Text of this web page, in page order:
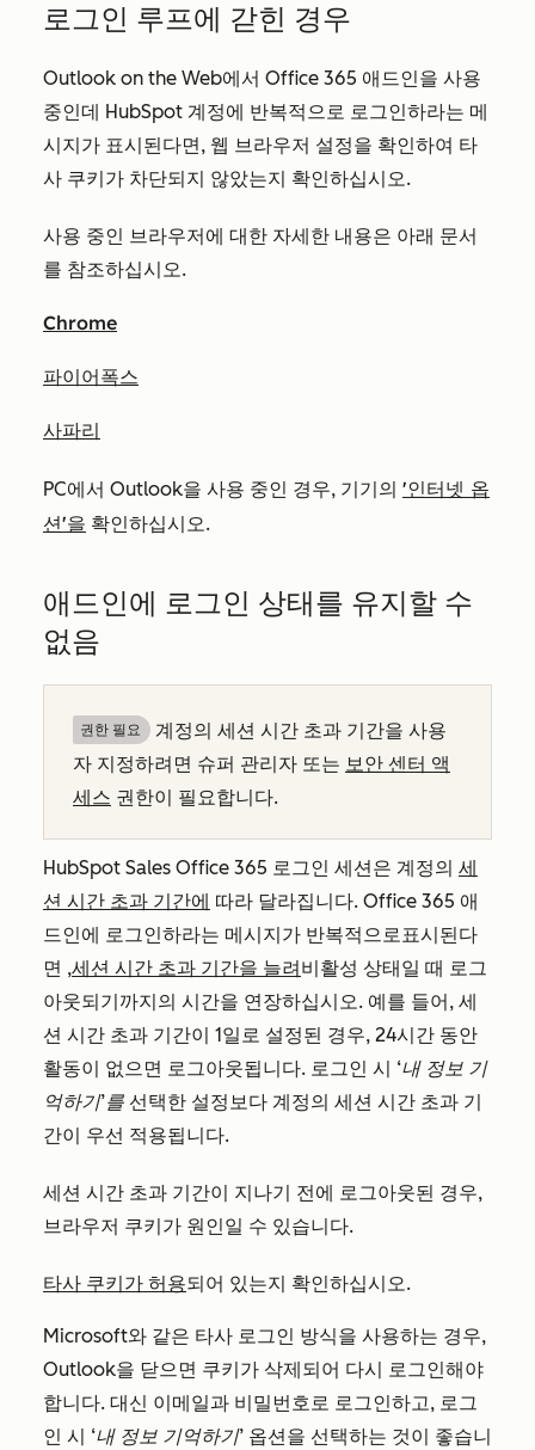
로그인 루프에 갇힌 경우
Outlook on the Web에서 Office 365 애드인을 사용
중인데 HubSpot 계정에 반복적으로 로그인하라는 메
시지가 표시된다면, 웹 브라우저 설정을 확인하여 타
사 쿠키가 차단되지 않았는지 확인하십시오.
사용 중인 브라우저에 대한 자세한 내용은 아래 문서
를 참조하십시오.
Chrome
파이어폭스
사파리
PC에서 Outlook을 사용 중인 경우, 기기의 '인터넷 옵
션'을 확인하십시오.
애드인에 로그인 상태를 유지할 수
없음
권한 필요
계정의 세션 시간 초과 기간을 사용
자 지정하려면 슈퍼 관리자 또는 보안 센터 액
세스 권한이 필요합니다.
HubSpot Sales Office 365 로그인 세션은 계정의 세
션 시간 초과 기간에 따라 달라집니다. Office 365 애
드인에 로그인하라는 메시지가 반복적으로표시된다
면 ,세션 시간 초과 기간을 늘려 비활성 상태일 때 로그
아웃되기까지의 시간을 연장하십시오. 예를 들어, 세
션 시간 초과 기간이 1일로 설정된 경우, 24시간 동안
활동이 없으면 로그아웃됩니다. 로그인 시 ‘내 정보 기
억하기’를 선택한 설정보다 계정의 세션 시간 초과 기
간이 우선 적용됩니다.
세션 시간 초과 기간이 지나기 전에 로그아웃된 경우,
브라우저 쿠키가 원인일 수 있습니다.
타사 쿠키가 허용되어 있는지 확인하십시오.
Microsoft와 같은 타사 로그인 방식을 사용하는 경우,
Outlook을 닫으면 쿠키가 삭제되어 다시 로그인해야
합니다. 대신 이메일과 비밀번호로 로그인하고, 로그
인 시 ‘내 정보 기억하기’ 옵션을 선택하는 것이 좋습니